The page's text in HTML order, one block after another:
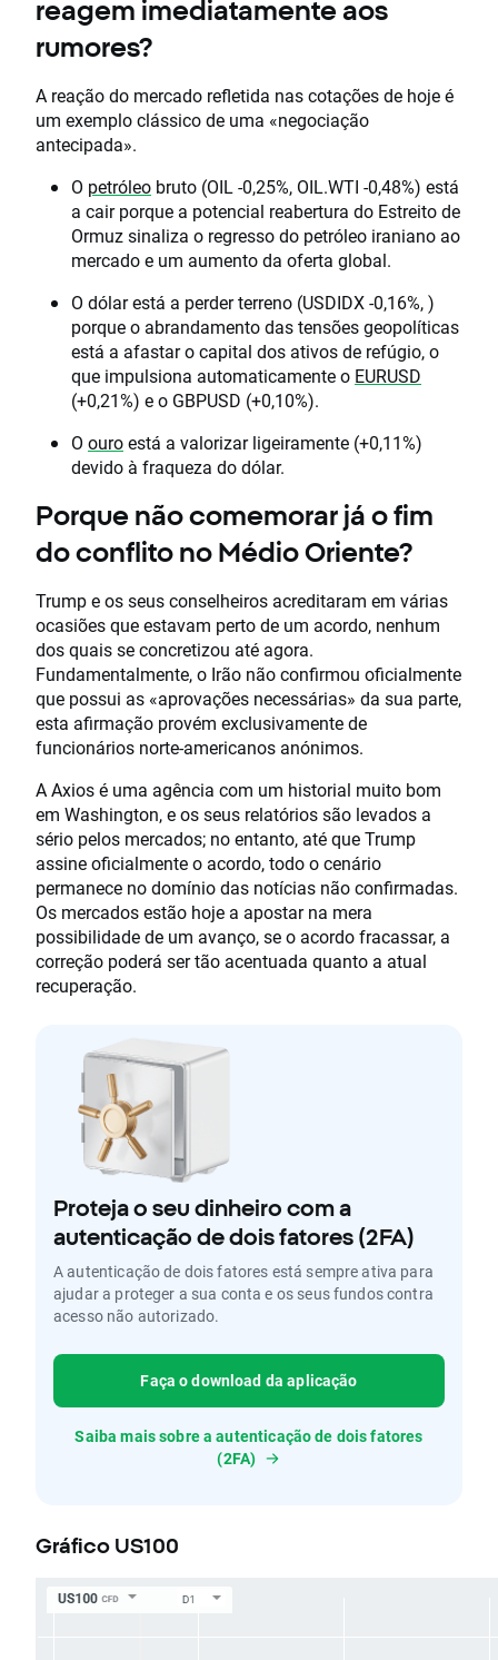
reagem imediatamente aos
rumores?
A reação do mercado refletida nas cotações de hoje é
um exemplo clássico de uma «negociação
antecipada».
O petróleo bruto (OIL -0,25%, OIL.WTI -0,48%) está
a cair porque a potencial reabertura do Estreito de
Ormuz sinaliza o regresso do petróleo iraniano ao
mercado e um aumento da oferta global.
O dólar está a perder terreno (USDIDX -0,16%, )
porque o abrandamento das tensões geopolíticas
está a afastar o capital dos ativos de refúgio, o
que impulsiona automaticamente o EURUSD
(+0,21%) e o GBPUSD (+0,10%).
O ouroestá a valorizar ligeiramente (+0,11%)
devido à fraqueza do dólar.
Porque não comemorar já o fim
do conflito no Médio Oriente?
Trump e os seus conselheiros acreditaram em várias
ocasiões que estavam perto de um acordo, nenhum
dos quais se concretizou até agora.
Fundamentalmente, o Irão não confirmou oficialmente
que possui as «aprovações necessárias» da sua parte,
esta afirmação provém exclusivamente de
funcionários norte-americanos anónimos.
A Axios é uma agência com um historial muito bom
em Washington, e os seus relatórios são levados a
sério pelos mercados; no entanto, até que Trump
assine oficialmente o acordo, todo o cenário
permanece no domínio das notícias não confirmadas.
Os mercados estão hoje a apostar na mera
possibilidade de um avanço, se o acordo fracassar, a
correção poderá ser tão acentuada quanto a atual
recuperação.
Proteja o seu dinheiro com a
autenticação de dois fatores (2FA)
A autenticação de dois fatores está sempre ativa para
ajudar a proteger a sua conta e os seus fundos contra
acesso não autorizado.
Faça o download da aplicação
Saiba mais sobre a autenticação de dois fatores
(2FA)
Gráfico US100